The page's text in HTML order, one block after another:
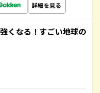
詳細を見る
くなる！すごい地球の